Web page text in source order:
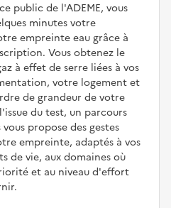
public de l'ADEME, vous
minutes votre
empreinte eau grâce à
Vous obtenez le
à effet de serre liées à vos
votre logement et
de grandeur de votre
du test, un parcours
propose des gestes
empreinte, adaptés à vos
de vie, aux domaines où
et au niveau d'effort